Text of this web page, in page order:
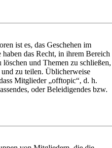
ist es, das Geschehen im
das Recht, in ihrem Bereich
und Themen zu schließen,
zu teilen. Üblicherweise
Mitglieder „offtopic“, d. h.
oder Beleidigendes bzw.